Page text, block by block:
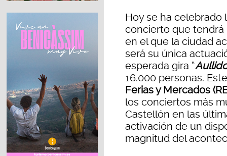
Hoy se ha celebrado
concierto que
en el que la ciudad
será su única
esperada gira “
16.000 personas.
Ferias y Mercados
los conciertos más
Castellón en las
activación de un
magnitud del